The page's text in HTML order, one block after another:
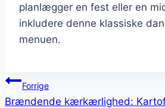
planlægger en fest eller en
inkludere denne klassiske
menuen.
Indlægsnavigation
Forrige
Brændende kærkærlighed: